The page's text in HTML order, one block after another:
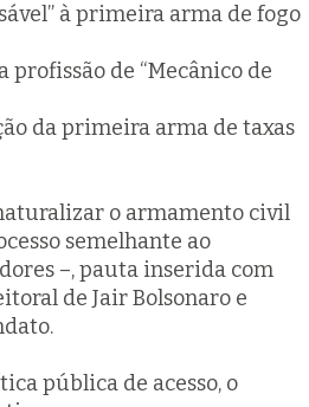
à primeira arma de fogo
de “Mecânico de
da primeira arma de taxas
o armamento civil
semelhante ao
–, pauta inserida com
de Jair Bolsonaro e
pública de acesso, o